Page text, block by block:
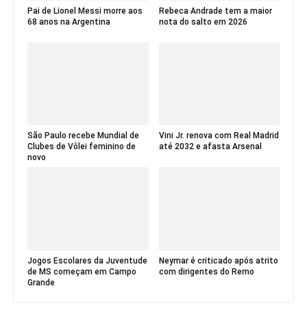
Pai de Lionel Messi morre aos
68 anos na Argentina
Rebeca Andrade tem a maior
nota do salto em 2026
São Paulo recebe Mundial de
Clubes de Vôlei feminino de
novo
Vini Jr. renova com Real Madrid
até 2032 e afasta Arsenal
Jogos Escolares da Juventude
de MS começam em Campo
Grande
Neymar é criticado após atrito
com dirigentes do Remo